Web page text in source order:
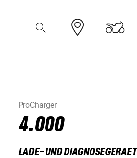
ProCharger
4.000
LADE- UND DIAGNOSEGERAET